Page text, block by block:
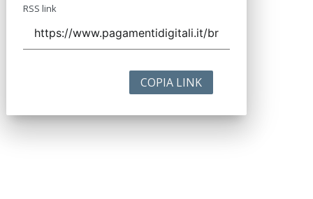
RSS link
COPIA LINK